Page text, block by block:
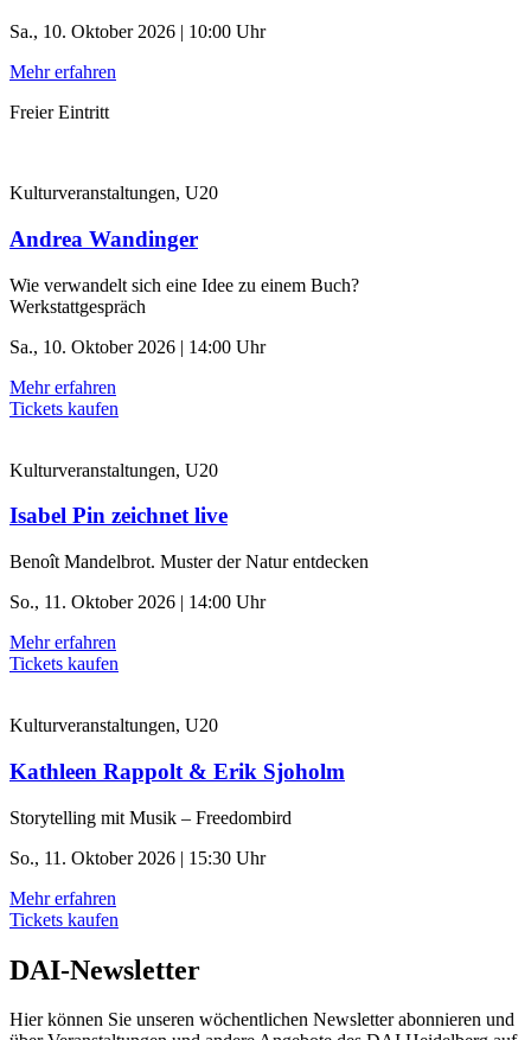
Sa., 10. Oktober 2026 | 10:00 Uhr
Mehr erfahren
Freier Eintritt
Kulturveranstaltungen, U20
Andrea Wandinger
Wie verwandelt sich eine Idee zu einem Buch?
Werkstattgespräch
Sa., 10. Oktober 2026 | 14:00 Uhr
Mehr erfahren
Tickets kaufen
Kulturveranstaltungen, U20
Isabel Pin zeichnet live
Benoît Mandelbrot. Muster der Natur entdecken
So., 11. Oktober 2026 | 14:00 Uhr
Mehr erfahren
Tickets kaufen
Kulturveranstaltungen, U20
Kathleen Rappolt & Erik Sjoholm
Storytelling mit Musik – Freedombird
So., 11. Oktober 2026 | 15:30 Uhr
Mehr erfahren
Tickets kaufen
DAI-Newsletter
Hier können Sie unseren wöchentlichen Newsletter abonnieren und